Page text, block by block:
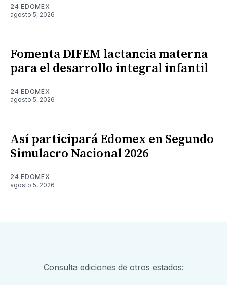
24 EDOMEX
agosto 5, 2026
Fomenta DIFEM lactancia materna
para el desarrollo integral infantil
24 EDOMEX
agosto 5, 2026
Así participará Edomex en Segundo
Simulacro Nacional 2026
24 EDOMEX
agosto 5, 2026
Consulta ediciones de otros estados: